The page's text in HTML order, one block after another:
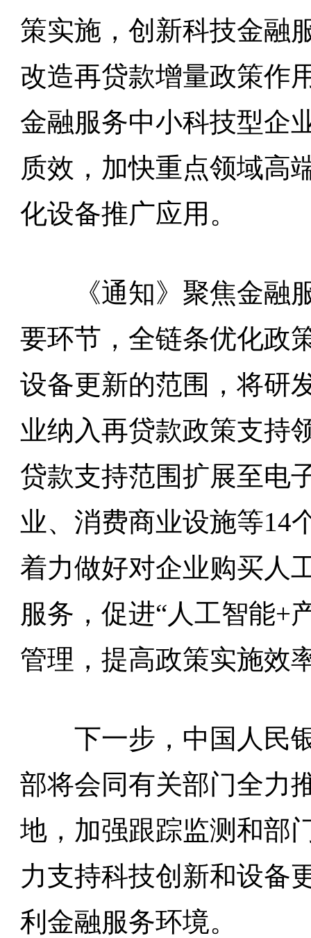
策实施，创新科技金融
改造再贷款增量政策作
金融服务中小科技型企
质效，加快重点领域高
化设备推广应用。
《通知》聚焦金融
要环节，全链条优化政
设备更新的范围，将研
业纳入再贷款政策支持
贷款支持范围扩展至电
业、消费商业设施等14
着力做好对企业购买人
服务，促进“人工智能+
管理，提高政策实施效
下一步，中国人民
部将会同有关部门全力
地，加强跟踪监测和部
力支持科技创新和设备
利金融服务环境。